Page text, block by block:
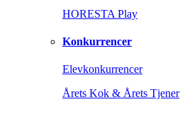
HORESTA Play
Konkurrencer
Elevkonkurrencer
Årets Kok & Årets Tjener